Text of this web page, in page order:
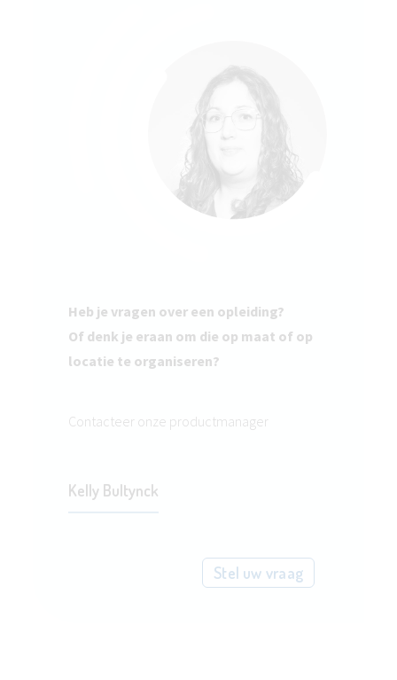
Heb je vragen over een opleiding?
Of denk je eraan om die op maat of op
locatie te organiseren?
Contacteer onze productmanager
Kelly Bultynck
Stel uw vraag